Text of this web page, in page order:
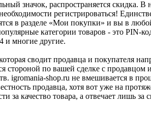
значок, распространяется скидка.
регистрироваться!
в разделе «Мои покупки» и вы в
категории товаров - это
и многие другие.
сводит продавца и покупателя
стороной по вашей сделке с
igromania-shop.ru не вмешивается в
продавца, хотя вот уже на
за качество товара, а отвечает лишь